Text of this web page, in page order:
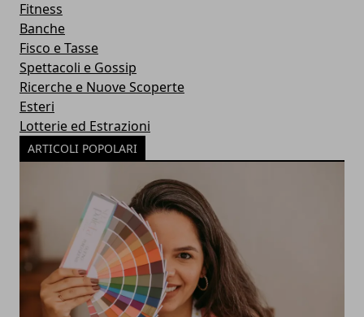
Fitness
Banche
Fisco e Tasse
Spettacoli e Gossip
Ricerche e Nuove Scoperte
Esteri
Lotterie ed Estrazioni
ARTICOLI POPOLARI